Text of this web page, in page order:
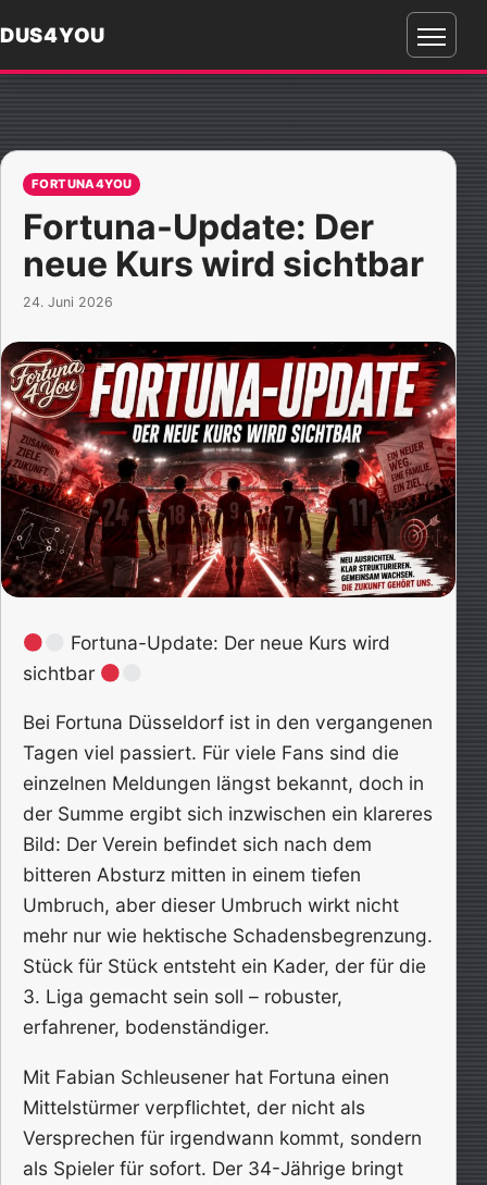
DUS4YOU
Menü
FORTUNA4YOU
Fortuna-Update: Der
neue Kurs wird sichtbar
24. Juni 2026
Fortuna-Update: Der neue Kurs wird
sichtbar
Bei Fortuna Düsseldorf ist in den vergangenen
Tagen viel passiert. Für viele Fans sind die
einzelnen Meldungen längst bekannt, doch in
der Summe ergibt sich inzwischen ein klareres
Bild: Der Verein befindet sich nach dem
bitteren Absturz mitten in einem tiefen
Umbruch, aber dieser Umbruch wirkt nicht
mehr nur wie hektische Schadensbegrenzung.
Stück für Stück entsteht ein Kader, der für die
3. Liga gemacht sein soll – robuster,
erfahrener, bodenständiger.
Mit Fabian Schleusener hat Fortuna einen
Mittelstürmer verpflichtet, der nicht als
Versprechen für irgendwann kommt, sondern
als Spieler für sofort. Der 34-Jährige bringt